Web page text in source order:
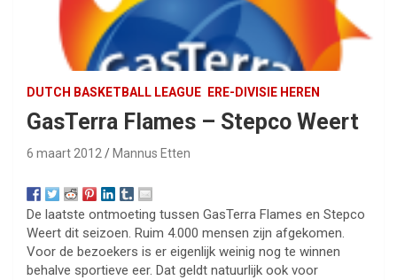
DUTCH BASKETBALL LEAGUE ERE-DIVISIE HEREN
GasTerra Flames – Stepco Weert
6 maart 2012 Mannus Etten
De laatste ontmoeting tussen GasTerra Flames en Stepco
Weert dit seizoen. Ruim 4.000 mensen zijn afgekomen.
Voor de bezoekers is er eigenlijk weinig nog te winnen
behalve sportieve eer. Dat geldt natuurlijk ook voor